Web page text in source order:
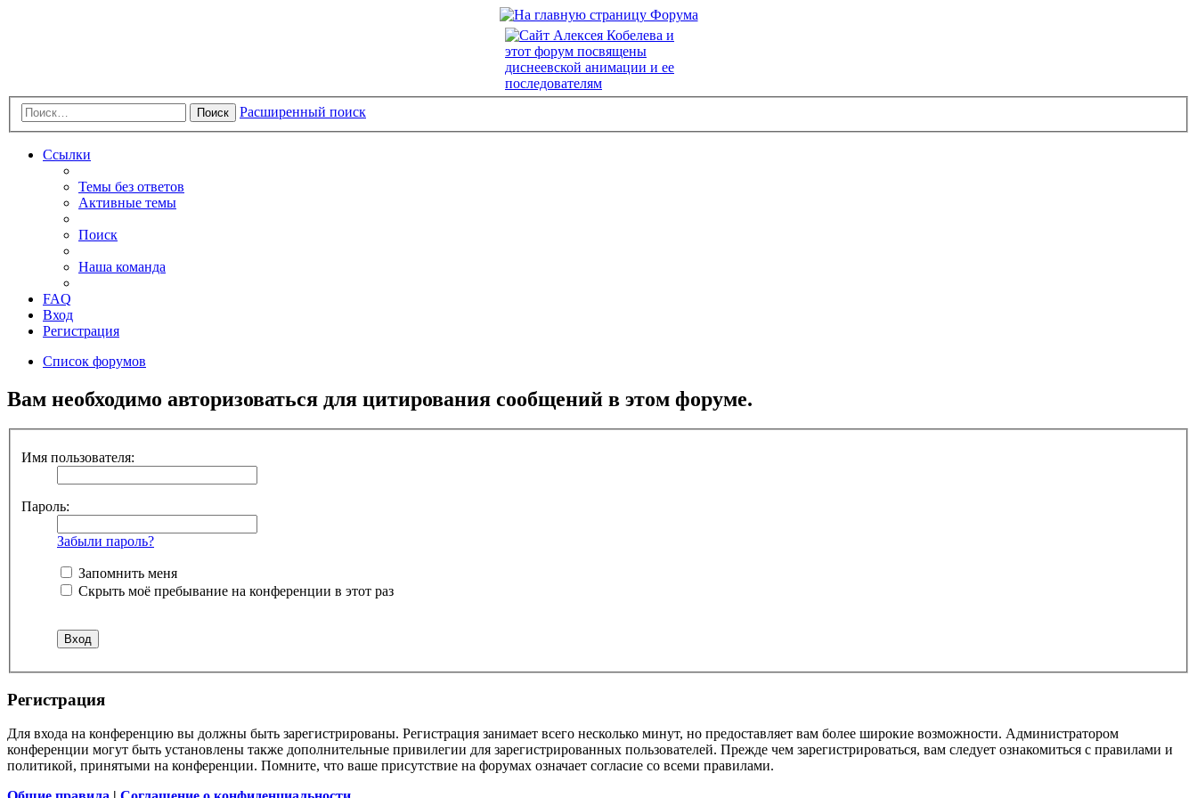
Поиск Расширенный поиск
Ссылки
Темы без ответов
Активные темы
Поиск
Наша команда
FAQ
Вход
Регистрация
Список форумов
Вам необходимо авторизоваться для цитирования сообщений в этом форуме.
Имя пользователя:
Пароль:
Забыли пароль?
Запомнить меня
Скрыть моё пребывание на конференции в этот раз
Регистрация
Для входа на конференцию вы должны быть зарегистрированы. Регистрация занимает всего несколько минут, но предоставляет вам более широкие возможности. Администратором
конференции могут быть установлены также дополнительные привилегии для зарегистрированных пользователей. Прежде чем зарегистрироваться, вам следует ознакомиться с правилами и
политикой, принятыми на конференции. Помните, что ваше присутствие на форумах означает согласие со всеми правилами.